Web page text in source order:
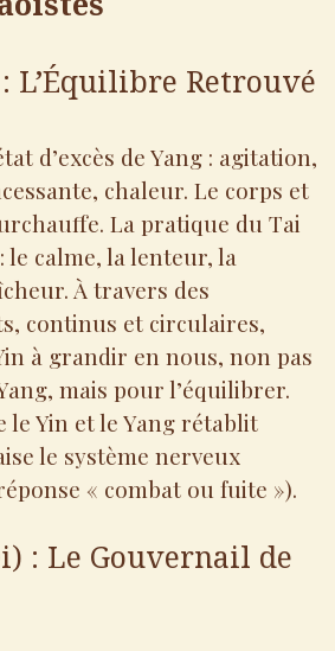
L’Équilibre Retrouvé
d’excès de Yang : agitation,
chaleur. Le corps et
La pratique du Tai
le calme, la lenteur, la
À travers des
continus et circulaires,
à grandir en nous, non pas
mais pour l’équilibrer.
le Yin et le Yang rétablit
le système nerveux
« combat ou fuite »).
: Le Gouvernail de